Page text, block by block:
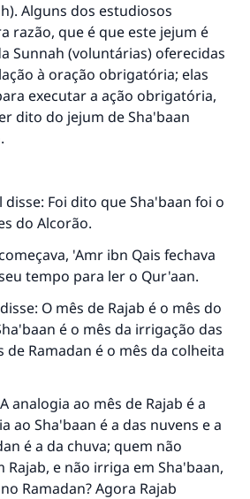
Alguns dos estudiosos
razão, que é que este jejum é
Sunnah (voluntárias) oferecidas
à oração obrigatória; elas
executar a ação obrigatória,
dito do jejum de Sha'baan
disse: Foi dito que Sha'baan foi o
do Alcorão.
'Amr ibn Qais fechava
tempo para ler o Qur'aan.
O mês de Rajab é o mês do
é o mês da irrigação das
de Ramadan é o mês da colheita
analogia ao mês de Rajab é a
ao Sha'baan é a das nuvens e a
é a da chuva; quem não
Rajab, e não irriga em Sha'baan,
Ramadan? Agora Rajab